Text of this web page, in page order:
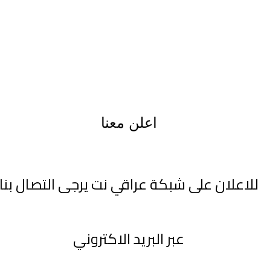
اعلن معنا
للاعلان على شبكة عراقي نت يرجى التصال بنا
عبر البريد الاكتروني